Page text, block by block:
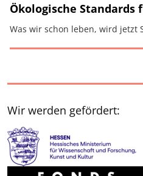
Ökologische
Was wir schon leben, wird jetzt
Wir werden gefördert: